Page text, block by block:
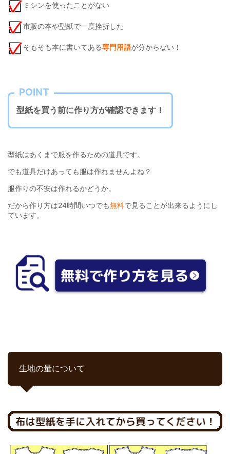
ミシンを使ったことがない
市販の本や型紙で一度挫折した
そもそも本に書いてある専門用語が分からない！
POINT
型紙を買う前に作り方が確認できます！
型紙はあくまで服を作るための道具です。
でも道具だけあっても服は作れませんよね？
服作りの不安は作れるかどうか。
だから作り方は24時間いつでも無料で見ることが出来るようにし
ています。
生地の量について